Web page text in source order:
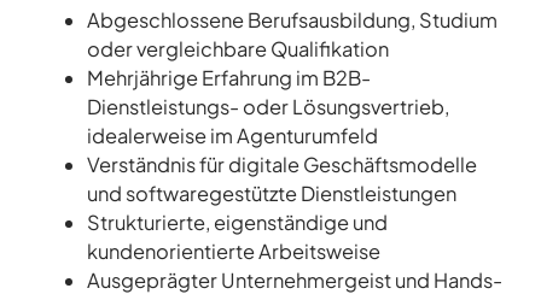
Abgeschlossene Berufsausbildung, Studium
oder vergleichbare Qualifikation
Mehrjährige Erfahrung im B2B-
Dienstleistungs- oder Lösungsvertrieb,
idealerweise im Agenturumfeld
Verständnis für digitale Geschäftsmodelle
und softwaregestützte Dienstleistungen
Strukturierte, eigenständige und
kundenorientierte Arbeitsweise
Ausgeprägter Unternehmergeist und Hands-